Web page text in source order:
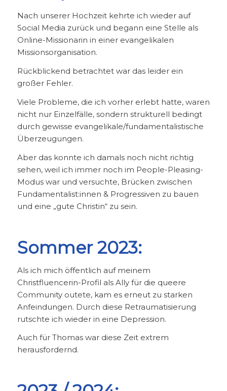
Nach unserer Hochzeit kehrte ich wieder auf
Social Media zurück und begann eine Stelle als
Online-Missionarin in einer evangelikalen
Missionsorganisation.
Rückblickend betrachtet war das leider ein
großer Fehler.
Viele Probleme, die ich vorher erlebt hatte, waren
nicht nur Einzelfälle, sondern strukturell bedingt
durch gewisse evangelikale/fundamentalistische
Überzeugungen.
Aber das konnte ich damals noch nicht richtig
sehen, weil ich immer noch im People-Pleasing-
Modus war und versuchte, Brücken zwischen
Fundamentalist:innen & Progressiven zu bauen
und eine „gute Christin“ zu sein.
Sommer 2023:
Als ich mich öffentlich auf meinem
Christfluencerin-Profil als Ally für die queere
Community outete, kam es erneut zu starken
Anfeindungen. Durch diese Retraumatisierung
rutschte ich wieder in eine Depression.
Auch für Thomas war diese Zeit extrem
herausfordernd.